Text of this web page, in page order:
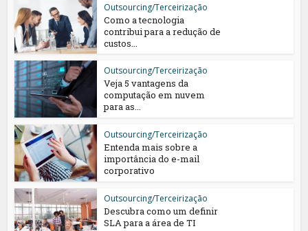
Outsourcing/Terceirização
Como a tecnologia
contribui para a redução de
custos...
Outsourcing/Terceirização
Veja 5 vantagens da
computação em nuvem
para as...
Outsourcing/Terceirização
Entenda mais sobre a
importância do e-mail
corporativo
Outsourcing/Terceirização
Descubra como um definir
SLA para a área de TI